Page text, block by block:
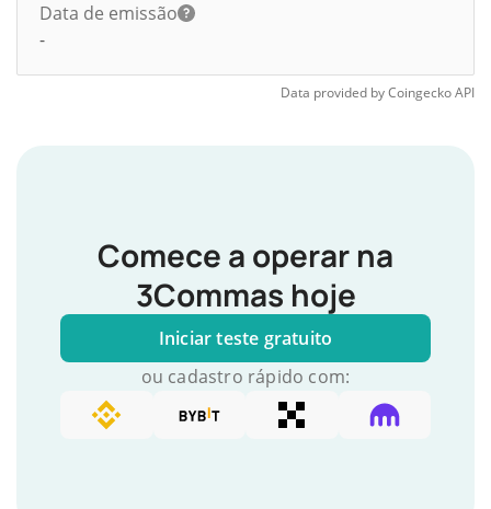
Data de emissão
-
Data provided byCoingeckoAPI
Comece a operar na
3Commas hoje
Iniciar teste gratuito
ou cadastro rápido com: